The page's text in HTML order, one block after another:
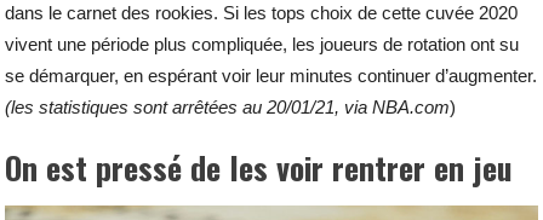
dans le carnet des rookies. Si les tops choix de cette cuvée 2020
vivent une période plus compliquée, les joueurs de rotation ont su
se démarquer, en espérant voir leur minutes continuer d’augmenter.
(les statistiques sont arrêtées au 20/01/21, via NBA.com)
On est pressé de les voir rentrer en jeu